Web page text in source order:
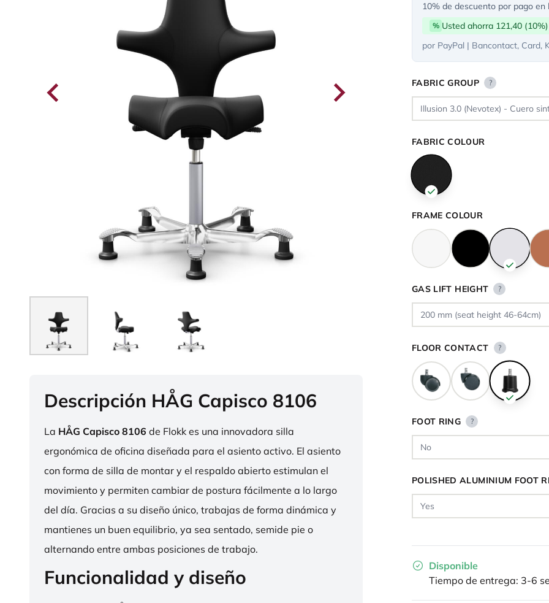
Descripción HÅG Capisco 8106
La HÅG Capisco 8106 de Flokk es una innovadora silla
ergonómica de oficina diseñada para el asiento activo. El asiento
con forma de silla de montar y el respaldo abierto estimulan el
movimiento y permiten cambiar de postura fácilmente a lo largo
del día. Gracias a su diseño único, trabajas de forma dinámica y
mantienes un buen equilibrio, ya sea sentado, semide pie o
alternando entre ambas posiciones de trabajo.
Funcionalidad y diseño
10% de descuento por pago en
% Usted ahorra 121,40 (10%)
por PayPal | Bancontact, Card,
FABRIC GROUP ?
FABRIC COLOUR
FRAME COLOUR
GAS LIFT HEIGHT ?
FLOOR CONTACT ?
FOOT RING ?
POLISHED ALUMINIUM FOOT
Disponible
Tiempo de entrega: 3-6